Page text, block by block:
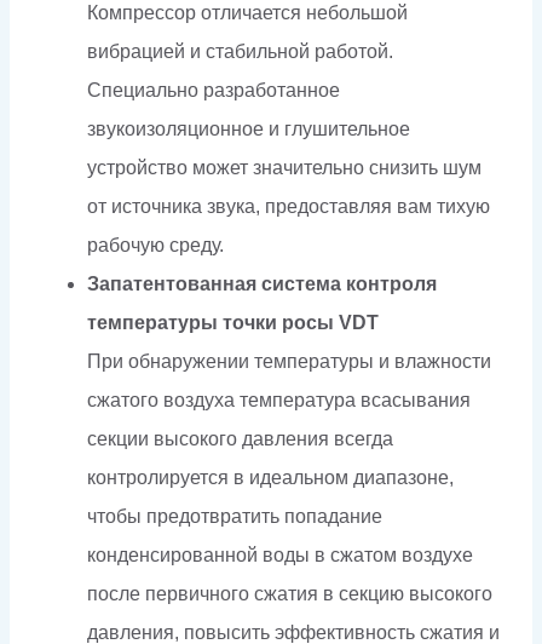
Компрессор отличается небольшой
вибрацией и стабильной работой.
Специально разработанное
звукоизоляционное и глушительное
устройство может значительно снизить шум
от источника звука, предоставляя вам тихую
рабочую среду.
Запатентованная система контроля
температуры точки росы VDT
При обнаружении температуры и влажности
сжатого воздуха температура всасывания
секции высокого давления всегда
контролируется в идеальном диапазоне,
чтобы предотвратить попадание
конденсированной воды в сжатом воздухе
после первичного сжатия в секцию высокого
давления, повысить эффективность сжатия и